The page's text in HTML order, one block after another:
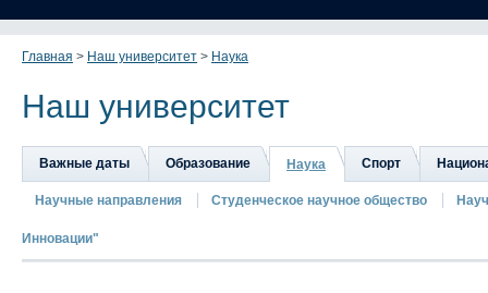
Главная > Наш университет > Наука
Наш университет
Важные даты Образование Наука Спорт
Научные направления Студенческое научное общество
Инновации"